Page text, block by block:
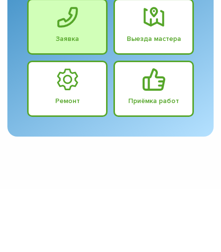
Заявка Выезда мастера
Ремонт Приёмка работ